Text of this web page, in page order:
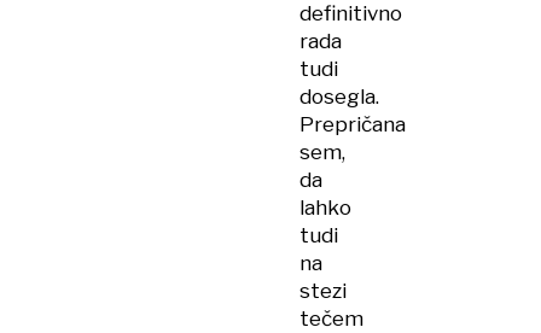
definitivno
rada
tudi
dosegla.
Prepričana
sem,
da
lahko
tudi
na
stezi
tečem